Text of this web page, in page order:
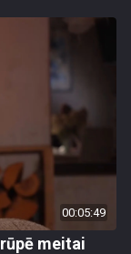
00:05:49
meitai